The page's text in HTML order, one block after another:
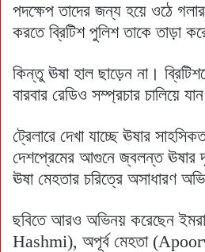
পদক্ষেপ তাদের জন্য হয়ে ওঠে
করতে ব্রিটিশ পুলিশ তাকে তাড়া
কিন্তু ঊষা হাল ছাড়েন না।
বারবার রেডিও সম্প্রচার চালিয়ে
ট্রেলারে দেখা যাচ্ছে ঊষার
দেশপ্রেমের আগুনে জ্বলন্ত ঊষার
ঊষা মেহতার চরিত্রে অসাধারণ
ছবিতে আরও অভিনয় করেছেন
Hashmi), অপূর্ব মেহতা